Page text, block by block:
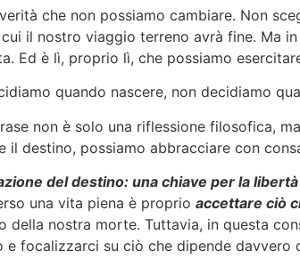
che non possiamo cambiare. Non
il nostro viaggio terreno avrà fine. Ma
Ed è lì, proprio lì, che possiamo
quando nascere, non decidiamo
non è solo una riflessione filosofica,
il destino, possiamo abbracciare con
del destino: una chiave per la
una vita piena è proprio accettare ciò
della nostra morte. Tuttavia, in questa
e focalizzarci su ciò che dipende davvero